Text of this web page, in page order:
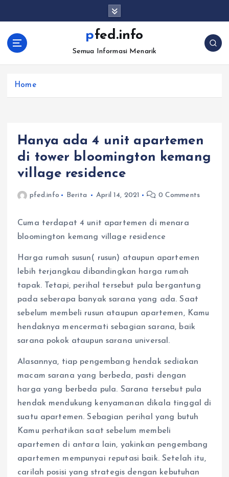
o
pfed.info
Semua Informasi Menarik
Home
Hanya ada 4 unit apartemen
di tower bloomington kemang
village residence
pfed.info Berita April 14, 2021 0 Comments
Cuma terdapat 4 unit apartemen di menara
bloomington kemang village residence
Harga rumah susun( rusun) ataupun apartemen
lebih terjangkau dibandingkan harga rumah
tapak. Tetapi, perihal tersebut pula bergantung
pada seberapa banyak sarana yang ada. Saat
sebelum membeli rusun ataupun apartemen, Kamu
hendaknya mencermati sebagian sarana, baik
sarana pokok ataupun sarana universal.
Alasannya, tiap pengembang hendak sediakan
macam sarana yang berbeda, pasti dengan
harga yang berbeda pula. Sarana tersebut pula
hendak mendukung kenyamanan dikala tinggal di
suatu apartemen. Sebagian perihal yang butuh
Kamu perhatikan saat sebelum membeli
apartemen di antara lain, yakinkan pengembang
apartemen mempunyai reputasi baik. Setelah itu,
carilah posisi yang strategis dengan kebutuhan